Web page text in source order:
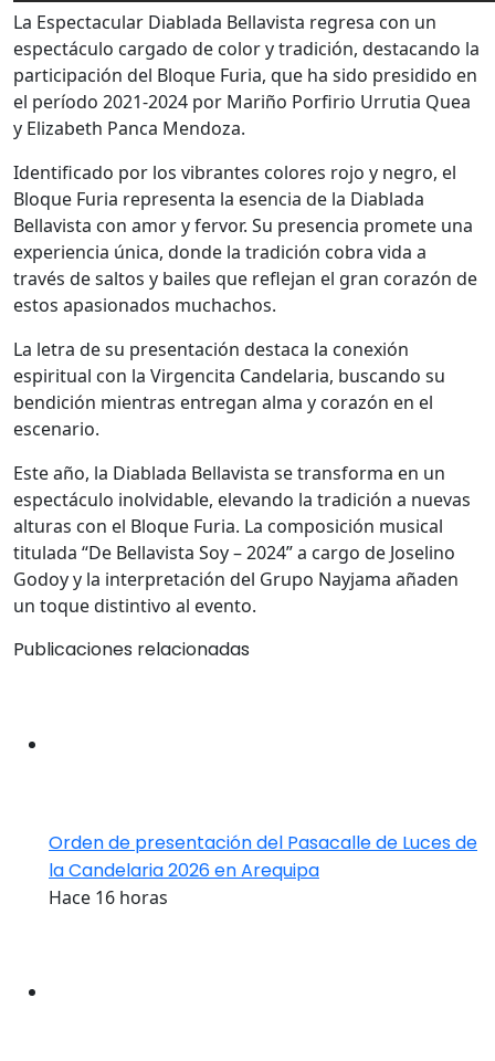
La Espectacular Diablada Bellavista regresa con un
espectáculo cargado de color y tradición, destacando la
participación del Bloque Furia, que ha sido presidido en
el período 2021-2024 por Mariño Porfirio Urrutia Quea
y Elizabeth Panca Mendoza.
Identificado por los vibrantes colores rojo y negro, el
Bloque Furia representa la esencia de la Diablada
Bellavista con amor y fervor. Su presencia promete una
experiencia única, donde la tradición cobra vida a
través de saltos y bailes que reflejan el gran corazón de
estos apasionados muchachos.
La letra de su presentación destaca la conexión
espiritual con la Virgencita Candelaria, buscando su
bendición mientras entregan alma y corazón en el
escenario.
Este año, la Diablada Bellavista se transforma en un
espectáculo inolvidable, elevando la tradición a nuevas
alturas con el Bloque Furia. La composición musical
titulada “De Bellavista Soy – 2024” a cargo de Joselino
Godoy y la interpretación del Grupo Nayjama añaden
un toque distintivo al evento.
Publicaciones relacionadas
Orden de presentación del Pasacalle de Luces de
la Candelaria 2026 en Arequipa
Hace 16 horas